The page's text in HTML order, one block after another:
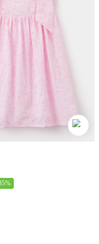
бренд одежды для детей
| Договор оферты